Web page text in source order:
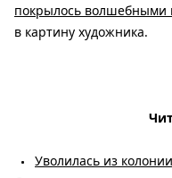
покрылось волшебными
в картину художника.
Уволилась из